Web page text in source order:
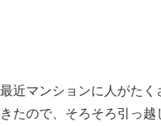
最近マンションに人がた
きたので、そろそろ引っ越